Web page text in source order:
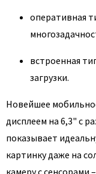
оперативная
встроенная
загрузки.
Новейшее
дисплеем на 6,3" с
показывает
картинку даже на
камеру с сенсорами